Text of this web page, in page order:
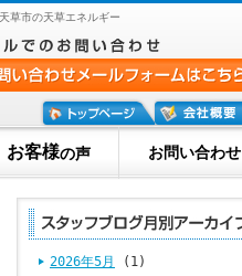
草市の天草エネルギー
お客様の声 お問い合わせ
2026年5月
(1)